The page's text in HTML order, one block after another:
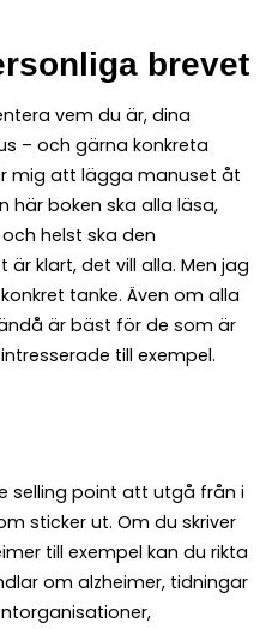
brevet
vem du är, dina
– och gärna konkreta
mig att lägga manuset åt
här boken ska alla läsa,
helst ska den
är klart, det vill alla. Men jag
tanke. Även om alla
är bäst för de som är
till exempel.
selling point att utgå från i
sticker ut. Om du skriver
till exempel kan du rikta
om alzheimer, tidningar